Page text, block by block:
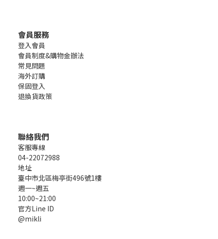
會員服務
登入會員
會員制度&購物金辦法
常見問題
海外訂購
保固登入
退換貨政策
聯絡我們
客服專線
04-22072988
地址
臺中市北區梅亭街496號1樓
週一~週五
10:00~21:00
官方Line ID
@mikli